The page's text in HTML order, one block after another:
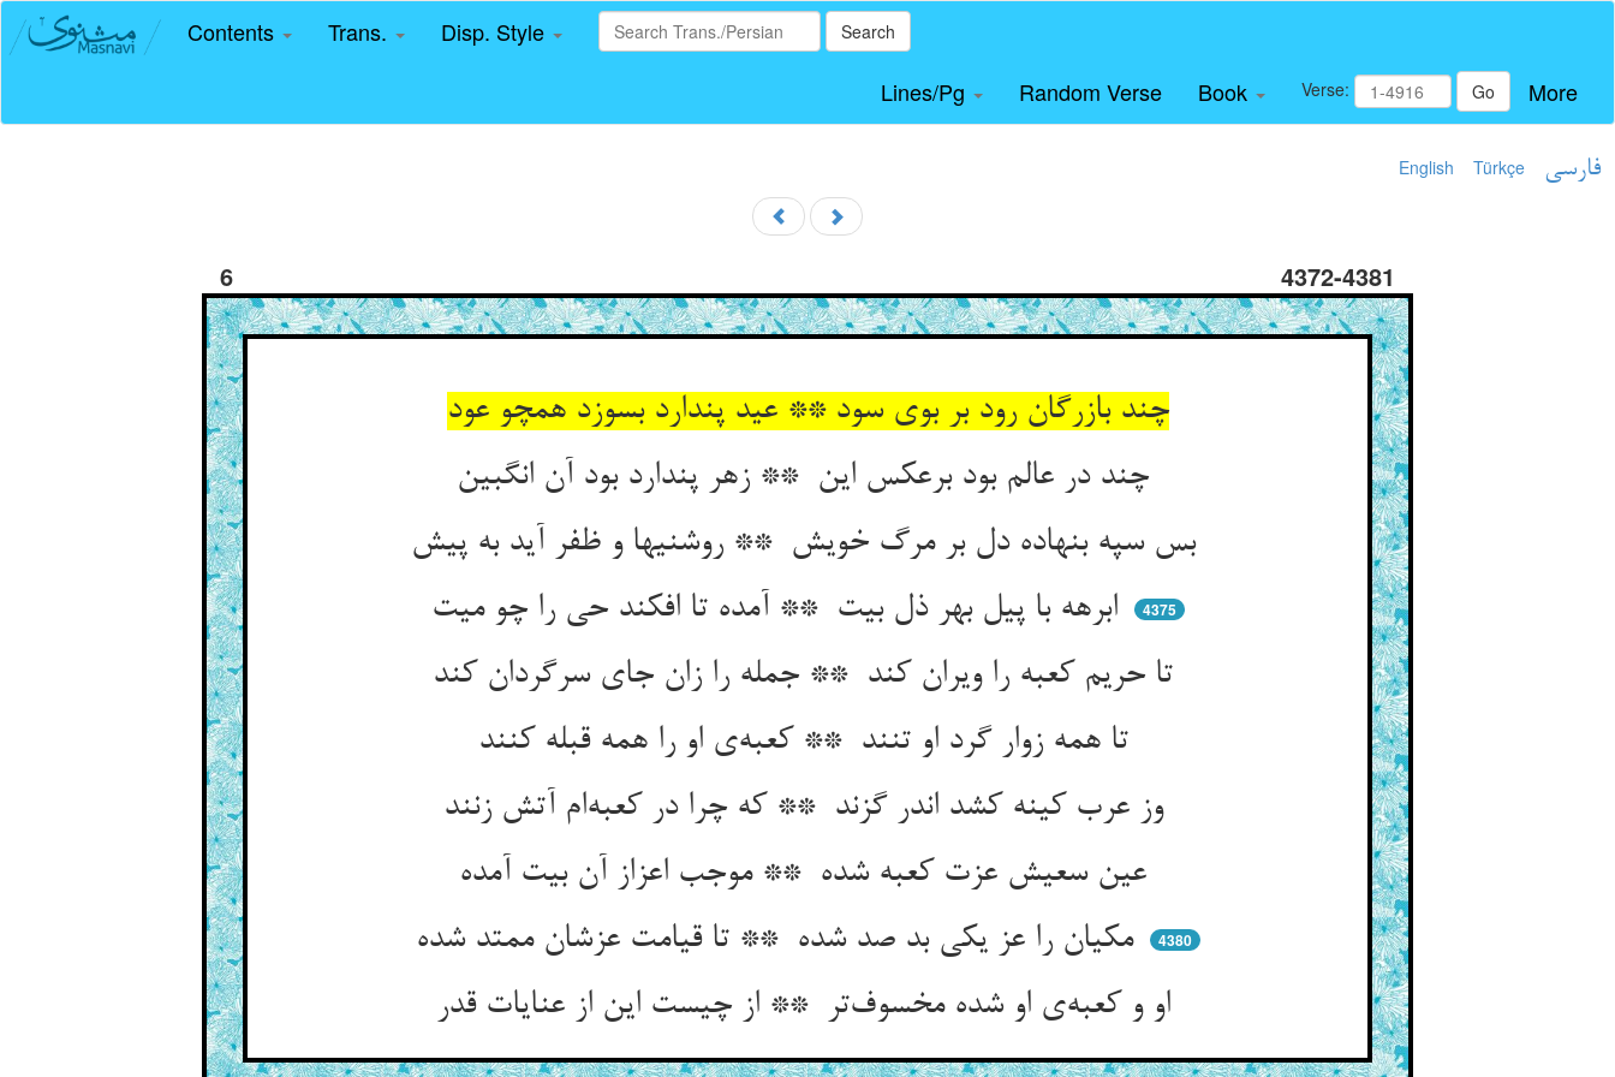
Contents Trans. Disp. Style Search
Lines/Pg Random Verse Book Verse: Go More
English Türkçe فارسی
6 4372-4381
چند بازرگان رود بر بوی سود ** عید پندارد بسوزد همچو عود
بس سپه بنهاده دل بر مرگ خویش ** روشنیها و ظفر آید به پیش
ابرهه با پیل بهر ذل بیت ** آمده تا افکند حی را چو میت
4375
تا همه زوار گرد او تنند ** کعبه‌ی او را همه قبله کنند
وز عرب کینه کشد اندر گزند ** که چرا در کعبه‌ام آتش زنند
مکیان را عز یکی بد صد شده ** تا قیامت عزشان ممتد شده
4380
او و کعبه‌ی او شده مخسوف‌تر ** از چیست این از عنایات قدر